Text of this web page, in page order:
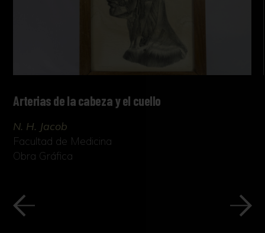
Arterias de la cabeza y el cuello
N. H. Jacob
Facultad de Medicina
Obra Gráfica